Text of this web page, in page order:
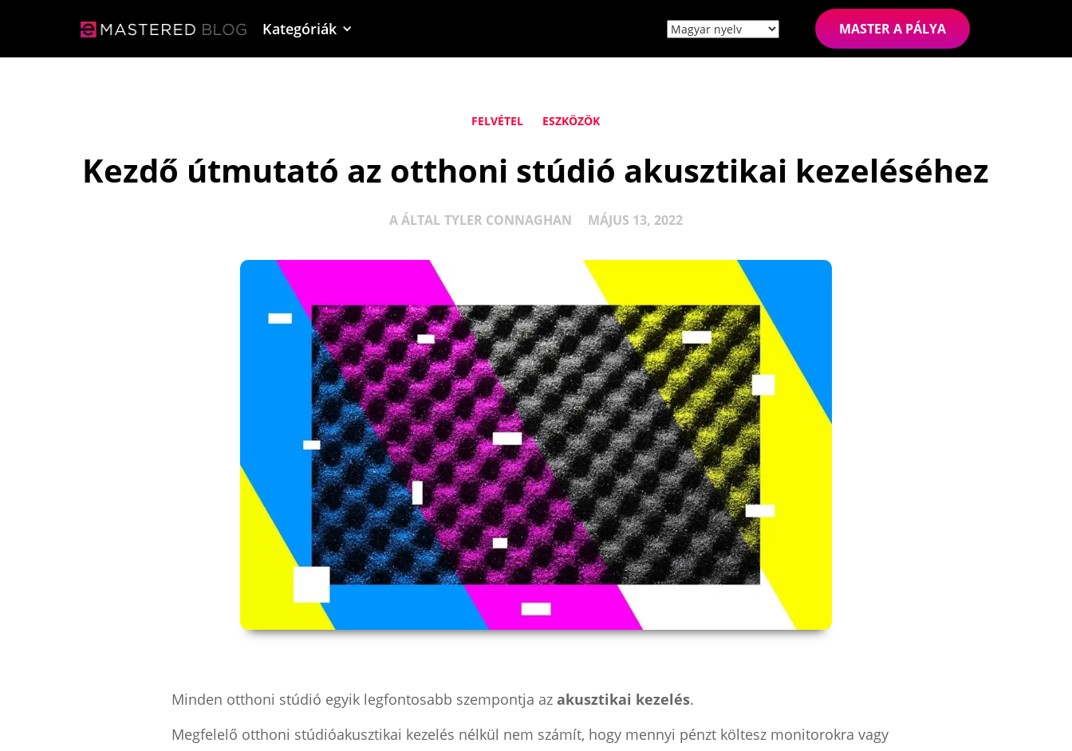
Kategóriák MASTER A PÁLYA
FELVÉTEL ESZKÖZÖK
Kezdő útmutató az otthoni stúdió akusztikai kezeléséhez
A ÁLTAL TYLER CONNAGHAN MÁJUS 13, 2022
Minden otthoni stúdió egyik legfontosabb szempontja azakusztikai kezelés.
Megfelelő otthoni stúdióakusztikai kezelés nélkül nem számít, hogy mennyi pénzt költesz monitorokra vagy